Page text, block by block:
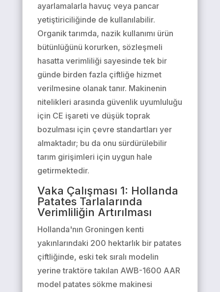
ayarlamalarla havuç veya pancar
yetiştiriciliğinde de kullanılabilir.
Organik tarımda, nazik kullanımı ürün
bütünlüğünü korurken, sözleşmeli
hasatta verimliliği sayesinde tek bir
günde birden fazla çiftliğe hizmet
verilmesine olanak tanır. Makinenin
nitelikleri arasında güvenlik uyumluluğu
için CE işareti ve düşük toprak
bozulması için çevre standartları yer
almaktadır; bu da onu sürdürülebilir
tarım girişimleri için uygun hale
getirmektedir.
Vaka Çalışması 1: Hollanda
Patates Tarlalarında
Verimliliğin Artırılması
Hollanda'nın Groningen kenti
yakınlarındaki 200 hektarlık bir patates
çiftliğinde, eski tek sıralı modelin
yerine traktöre takılan AWB-1600 AAR
model patates sökme makinesi